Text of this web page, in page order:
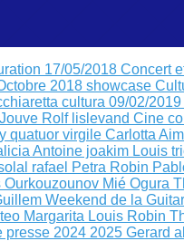
17/05/2018 Concert
2018 showcase
cultura 09/02/2019
Rolf lislevand Cine
quatuor virgile Carlotta
Antoine joakim Louis
rafael Petra Robin
Mié Ogura
Weekend de la
Margarita Louis Robin
presse 2024 2025 Gerard